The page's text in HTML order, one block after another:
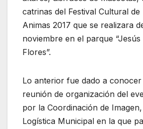
catrinas del Festival Cultural de
Animas 2017 que se realizara
noviembre en el parque “Jesús
Flores”.
Lo anterior fue dado a
reunión de organización del
por la Coordinación de
Logística Municipal en la que